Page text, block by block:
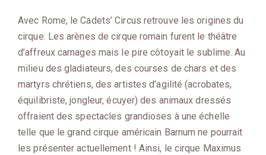
Avec Rome, le Cadets’ Circus retrouve les origines du
cirque. Les arènes de cirque romain furent le théâtre
d’affreux carnages mais le pire côtoyait le sublime. Au
milieu des gladiateurs, des courses de chars et des
martyrs chrétiens, des artistes d’agilité (acrobates,
équilibriste, jongleur, écuyer) des animaux dressés
offraient des spectacles grandioses à une échelle
telle que le grand cirque américain Barnum ne pourrait
les présenter actuellement ! Ainsi, le cirque Maximus